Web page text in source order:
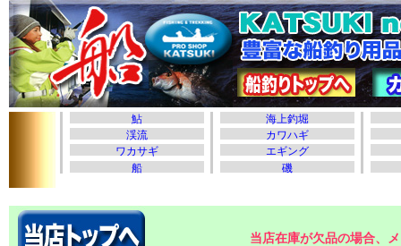
当店在庫が欠品の場合、